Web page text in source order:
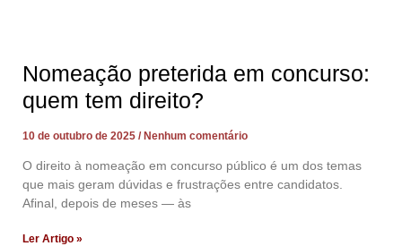
Nomeação preterida em concurso:
quem tem direito?
10 de outubro de 2025 Nenhum comentário
O direito à nomeação em concurso público é um dos temas
que mais geram dúvidas e frustrações entre candidatos.
Afinal, depois de meses — às
Ler Artigo »